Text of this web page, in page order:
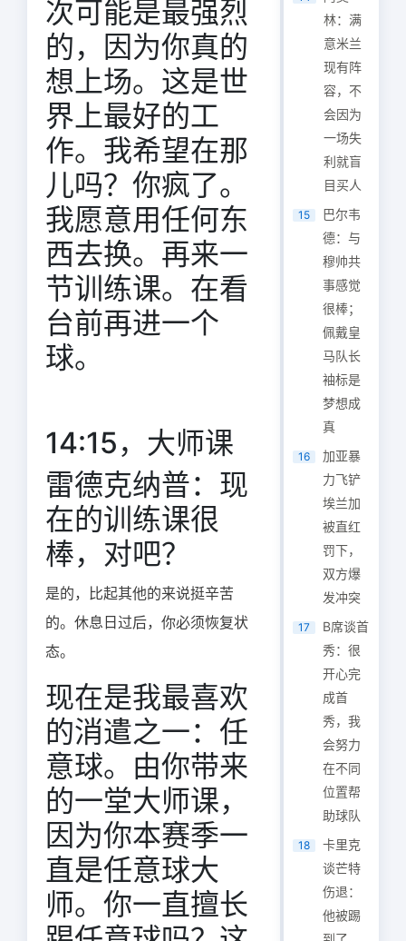
次可能是最强烈
的，因为你真的
想上场。这是世
界上最好的工
作。我希望在那
儿吗？你疯了。
我愿意用任何东
西去换。再来一
节训练课。在看
台前再进一个
球。
14:15，大师课
雷德克纳普：现
在的训练课很
棒，对吧？
是的，比起其他的来说挺辛苦
的。休息日过后，你必须恢复状
态。
现在是我最喜欢
的消遣之一：任
意球。由你带来
的一堂大师课，
因为你本赛季一
直是任意球大
师。你一直擅长
林：满
意米兰
现有阵
容，不
会因为
一场失
利就盲
目买人
15
巴尔韦
德：与
穆帅共
事感觉
很棒；
佩戴皇
马队长
袖标是
梦想成
真
16
加亚暴
力飞铲
埃兰加
被直红
罚下，
双方爆
发冲突
17
B席谈首
秀：很
开心完
成首
秀，我
会努力
在不同
位置帮
助球队
18
卡里克
谈芒特
伤退：
他被踢